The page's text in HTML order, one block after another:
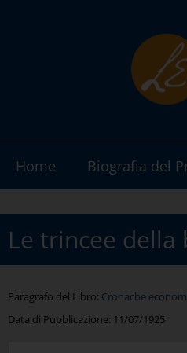
Home Biografia del
Le trincee
Paragrafo del Libro: Cronache
Data di Pubblicazione: 11/07/1925